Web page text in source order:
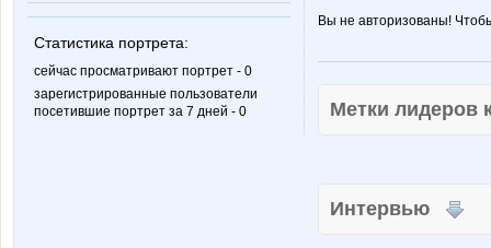
Статистика портрета:
сейчас просматривают портрет - 0
зарегистрированные пользователи
посетившие портрет за 7 дней - 0
Вы не авторизованы!
Метки
Интервью